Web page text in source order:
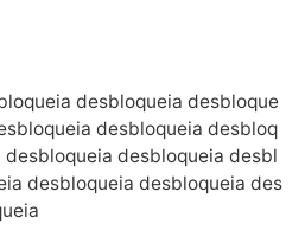
desbloqueia desbloque
desbloqueia desbloq
desbloqueia desbloqueia desbl
desbloqueia desbloqueia des